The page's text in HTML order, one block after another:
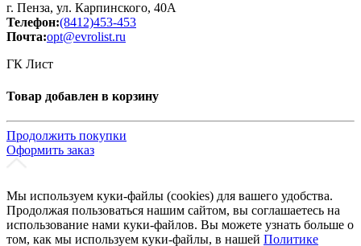
г. Пенза, ул. Карпинского, 40А
Телефон:(8412)453-453
Почта:opt@evrolist.ru
ГК Лист
Товар добавлен в корзину
Продолжить покупки
Оформить заказ
Мы используем куки-файлы (cookies) для вашего удобства.
Продолжая пользоваться нашим сайтом, вы соглашаетесь на
использование нами куки-файлов. Вы можете узнать больше о
том, как мы используем куки-файлы, в нашей Политике